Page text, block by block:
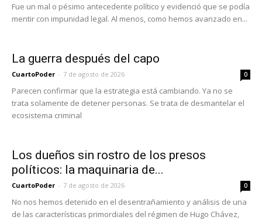
Fue un mal o pésimo antecedente político y evidenció que se podía
mentir con impunidad legal. Al menos, como hemos avanzado en...
La guerra después del capo
CuartoPoder - 7 de agosto de 2026 0
Parecen confirmar que la estrategia está cambiando. Ya no se
trata solamente de detener personas. Se trata de desmantelar el
ecosistema criminal
Los dueños sin rostro de los presos
políticos: la maquinaria de...
CuartoPoder - 7 de agosto de 2026 0
No nos hemos detenido en el desentrañamiento y análisis de una
de las características primordiales del régimen de Hugo Chávez,